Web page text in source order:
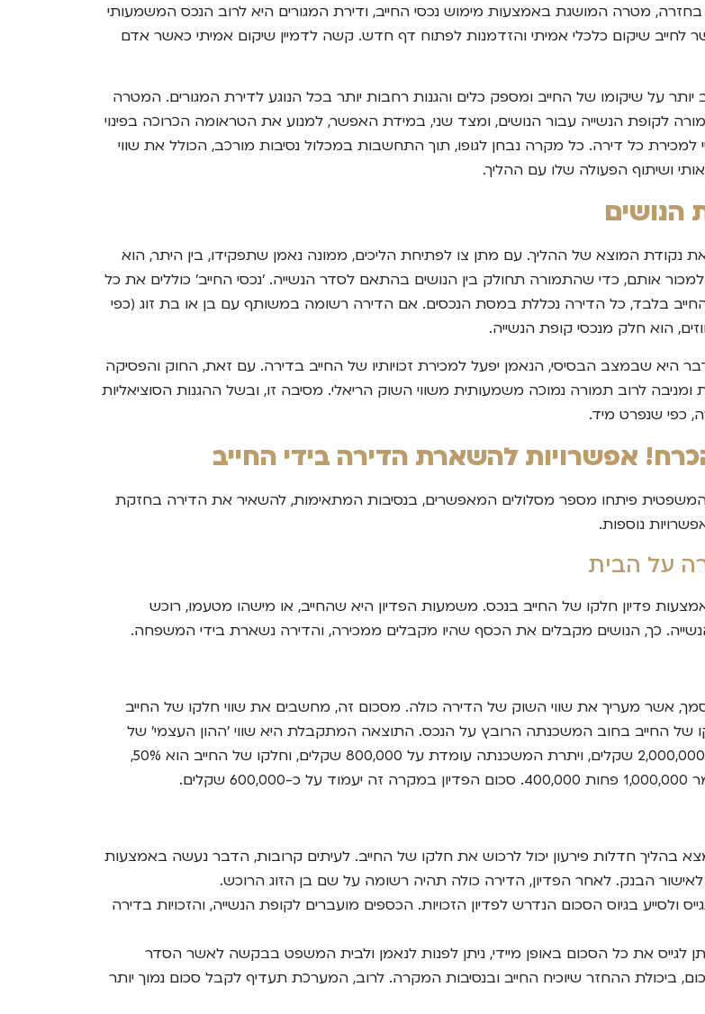
מטרה המושגת באמצעות מימוש נכסי החייב, ודירת המגורים היא לרוב הנכס המשמעותי
שיקום כלכלי אמיתי והזדמנות לפתוח דף חדש. קשה לדמיין שיקום אמיתי כאשר אדם
על שיקומו של החייב ומספק כלים והגנות רחבות יותר בכל הנוגע לדירת המגורים. המטרה
לקופת הנשייה עבור הנושים, ומצד שני, במידת האפשר, למנוע את הטראומה הכרוכה בפינוי
כל דירה. כל מקרה נבחן לגופו, תוך התחשבות במכלול נסיבות מורכב, הכולל את שווי
ושיתוף הפעולה שלו עם ההליך.
הנושים
נקודת המוצא של ההליך. עם מתן צו לפתיחת הליכים, ממונה נאמן שתפקידו, בין היתר, הוא
אותם, כדי שהתמורה תחולק בין הנושים בהתאם לסדר הנשייה. 'נכסי החייב' כוללים את כל
בלבד, כל הדירה נכללת במסת הנכסים. אם הדירה רשומה במשותף עם בן או בת זוג (כפי
שבמצב הבסיסי, הנאמן יפעל למכירת זכויותיו של החייב בדירה. עם זאת, החוק והפסיקה
לרוב תמורה נמוכה משמעותית משווי השוק הריאלי. מסיבה זו, ובשל ההגנות הסוציאליות
כפי שנפרט מיד.
אפשרויות להשארת הדירה בידי החייב
המשפטית פיתחו מספר מסלולים המאפשרים, בנסיבות המתאימות, להשאיר את הדירה בחזקת
נוספות.
על הבית
פדיון חלקו של החייב בנכס. משמעות הפדיון היא שהחייב, או מישהו מטעמו, רוכש
הנשייה. כך, הנושים מקבלים את הכסף שהיו מקבלים ממכירה, והדירה נשארת בידי המשפחה.
אשר מעריך את שווי השוק של הדירה כולה. מסכום זה, מחשבים את שווי חלקו של החייב
את חלקו של החייב בחוב המשכנתה הרובץ על הנכס. התוצאה המתקבלת היא שווי 'ההון העצמי' של
החייב בדירה, וזהו הסכום שיידרש לפדיון. לדוגמה: אם דירה שווה 2,000,000 שקלים, ויתרת המשכנתה עומדת על 800,000 שקלים, וחלקו של החייב הוא 50%,
בהליך חדלות פירעון יכול לרכוש את חלקו של החייב. לעיתים קרובות, הדבר נעשה באמצעות
הבנק. לאחר הפדיון, הדירה כולה תהיה רשומה על שם בן הזוג הרוכש.
ולסייע בגיוס הסכום הנדרש לפדיון הזכויות. הכספים מועברים לקופת הנשייה, והזכויות בדירה
לגייס את כל הסכום באופן מיידי, ניתן לפנות לנאמן ולבית המשפט בבקשה לאשר הסדר
ההחזר שיוכיח החייב ובנסיבות המקרה. לרוב, המערכת תעדיף לקבל סכום נמוך יותר